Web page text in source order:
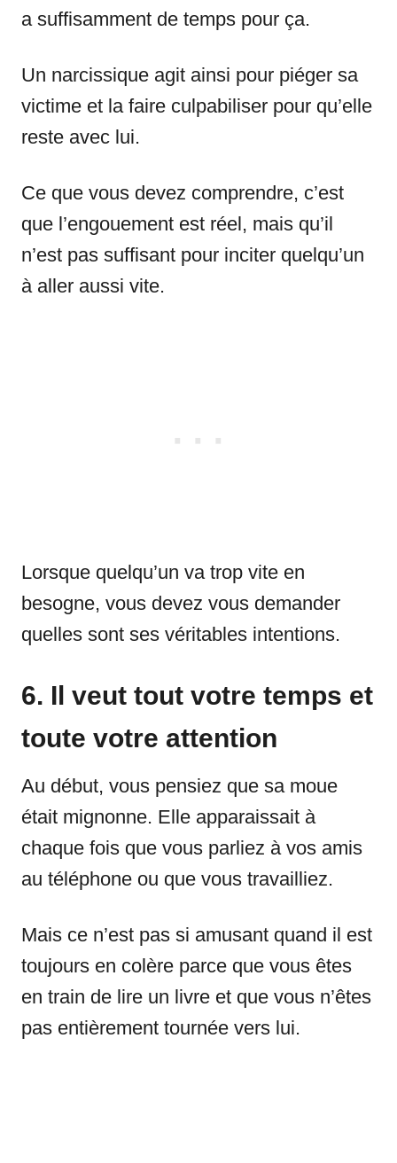
a suffisamment de temps pour ça.
Un narcissique agit ainsi pour piéger sa
victime et la faire culpabiliser pour qu’elle
reste avec lui.
Ce que vous devez comprendre, c’est
que l’engouement est réel, mais qu’il
n’est pas suffisant pour inciter quelqu’un
à aller aussi vite.
Lorsque quelqu’un va trop vite en
besogne, vous devez vous demander
quelles sont ses véritables intentions.
6. Il veut tout votre temps et
toute votre attention
Au début, vous pensiez que sa moue
était mignonne. Elle apparaissait à
chaque fois que vous parliez à vos amis
au téléphone ou que vous travailliez.
Mais ce n’est pas si amusant quand il est
toujours en colère parce que vous êtes
en train de lire un livre et que vous n’êtes
pas entièrement tournée vers lui.